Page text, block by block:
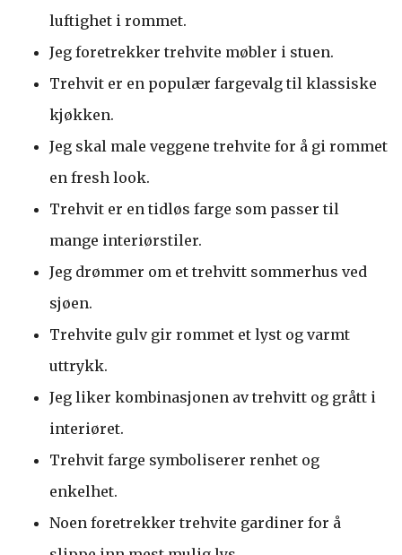
luftighet i rommet.
Jeg foretrekker trehvite møbler i stuen.
Trehvit er en populær fargevalg til klassiske
kjøkken.
Jeg skal male veggene trehvite for å gi rommet
en fresh look.
Trehvit er en tidløs farge som passer til
mange interiørstiler.
Jeg drømmer om et trehvitt sommerhus ved
sjøen.
Trehvite gulv gir rommet et lyst og varmt
uttrykk.
Jeg liker kombinasjonen av trehvitt og grått i
interiøret.
Trehvit farge symboliserer renhet og
enkelhet.
Noen foretrekker trehvite gardiner for å